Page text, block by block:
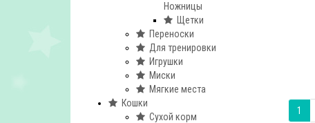
Ножницы
Щетки
Переноски
Для тренировки
Игрушки
Миски
Мягкие места
Кошки
Сухой корм
1